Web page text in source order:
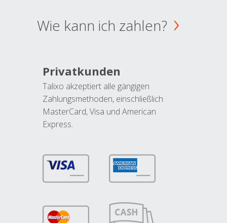
Wie kann ich zahlen?
Privatkunden
Talixo akzeptiert alle gängigen
Zahlungsmethoden, einschließlich
MasterCard, Visa und American
Express.